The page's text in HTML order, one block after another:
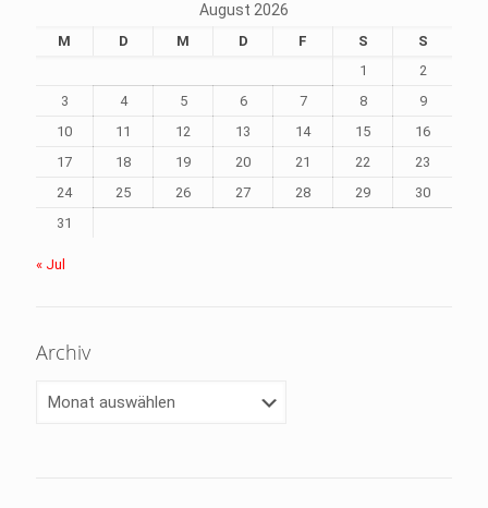
August 2026
M D M D F S
S
1
2
3
4 5 6 7 8
9
10
11 12 13 14 15
16
17
18 19 20 21 22
23
24
25 26 27 28 29
30
31
« Jul
Archiv